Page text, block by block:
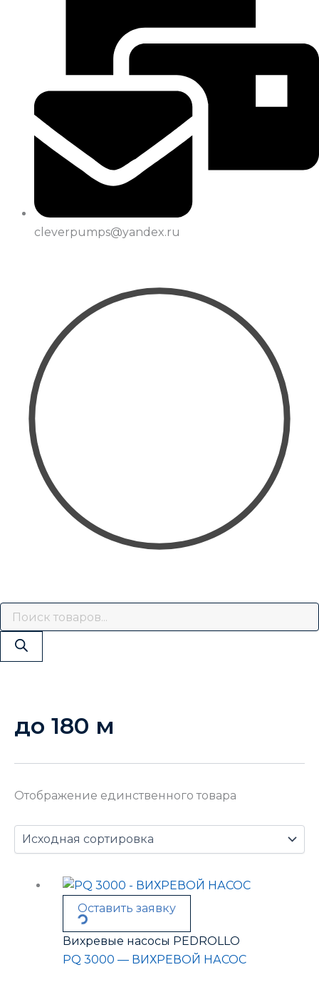
cleverpumps@yandex.ru
до 180 м
Отображение единственного товара
Оставить заявку
Вихревые насосы PEDROLLO
PQ 3000 — ВИХРЕВОЙ НАСОС